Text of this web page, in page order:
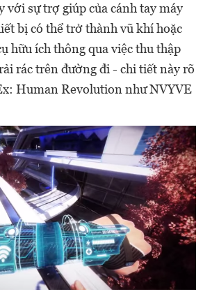
với sự trợ giúp của cánh tay máy
bị có thể trở thành vũ khí hoặc
hữu ích thông qua việc thu thập
rác trên đường đi - chi tiết này rõ
Human Revolution như NVYVE